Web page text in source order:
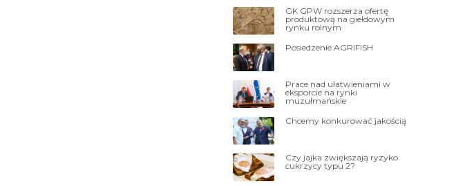
GK GPW rozszerza ofertę
produktową na giełdowym
rynku rolnym
Posiedzenie AGRIFISH
Prace nad ułatwieniami w
eksporcie na rynki
muzułmańskie
Chcemy konkurować jakością
Czy jajka zwiększają ryzyko
cukrzycy typu 2?